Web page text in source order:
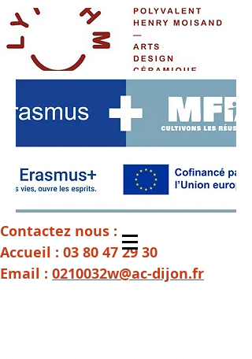
Contactez nous :
Accueil : 03 80 47 29 30
Email : 0210032w@ac-dijon.fr